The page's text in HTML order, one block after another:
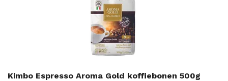
Kimbo Espresso Aroma Gold koffiebonen 500g